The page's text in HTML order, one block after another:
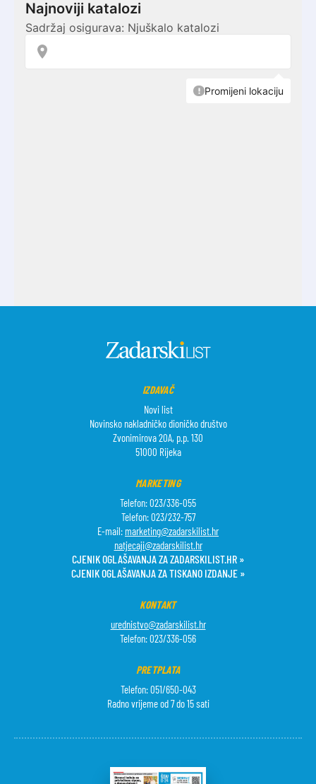
IZDAVAČ
Novi list
Novinsko nakladničko dioničko društvo
Zvonimirova 20A, p.p. 130
51000 Rijeka
MARKETING
Telefon: 023/336-055
Telefon: 023/232-757
E-mail: marketing@zadarskilist.hr
natjecaji@zadarskilist.hr
CJENIK OGLAŠAVANJA ZA ZADARSKILIST.HR »
CJENIK OGLAŠAVANJA ZA TISKANO IZDANJE »
KONTAKT
urednistvo@zadarskilist.hr
Telefon: 023/336-056
PRETPLATA
Telefon: 051/650-043
Radno vrijeme od 7 do 15 sati